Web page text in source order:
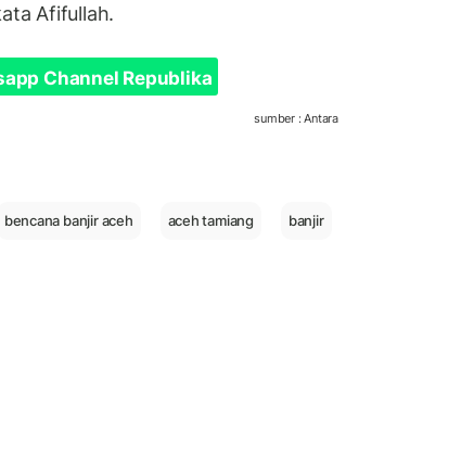
Afifullah.
Channel Republika
sumber : Antara
bencana banjir aceh aceh tamiang banjir